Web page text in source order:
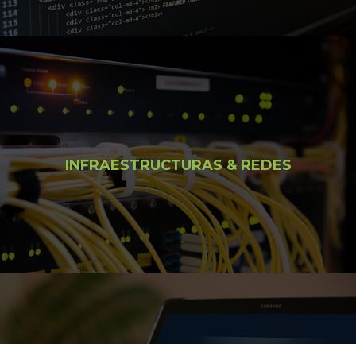
INFRAESTRUCTURAS & REDES